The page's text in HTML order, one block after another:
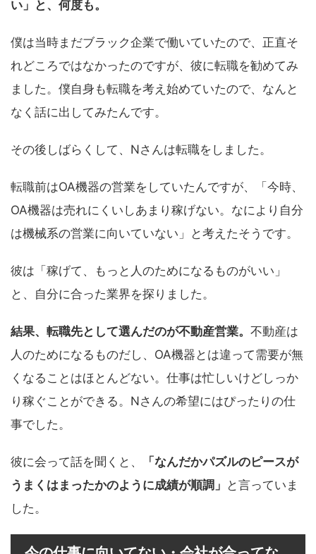
い」と、何度も。
僕は当時まだブラック企業で働いていたので、正直そ
れどころではなかったのですが、彼に転職を勧めてみ
ました。僕自身も転職を考え始めていたので、なんと
なく話に出してみたんです。
その後しばらくして、Nさんは転職をしました。
転職前はOA機器の営業をしていたんですが、「今時、
OA機器は売れにくいしあまり稼げない。なにより自分
は機械系の営業に向いていない」と考えたそうです。
彼は「稼げて、もっと人のためになるものがいい」
と、自分に合った業界を探りました。
結果、転職先として選んだのが不動産営業。 不動産は
人のためになるものだし、OA機器とは違って需要が無
くなることはほとんどない。仕事は忙しいけどしっか
り稼ぐことができる。Nさんの希望にはぴったりの仕
事でした。
彼に会って話を聞くと、
「なんだかパズルのピースが
うまくはまったかのように成績が順調」 と言っていま
した。